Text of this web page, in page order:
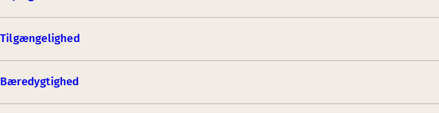
Tilgængelighed
Bæredygtighed